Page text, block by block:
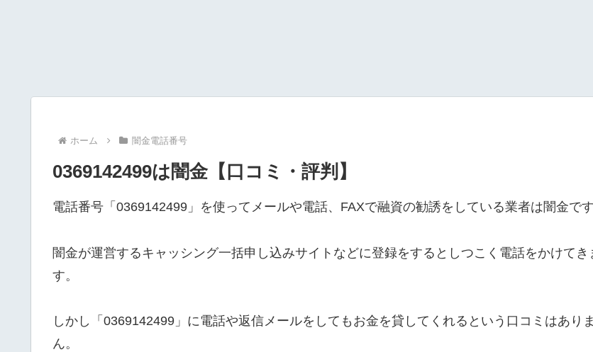
ホーム 闇金電話番号
0369142499は闇金【口コミ・評判】
電話番号「0369142499」を使ってメールや電話、FAXで融資の勧誘をしている業者は闇金です
闇金が運営するキャッシング一括申し込みサイトなどに登録をするとしつこく電話をかけてき
す。
しかし「0369142499」に電話や返信メールをしてもお金を貸してくれるという口コミはあり
ん。